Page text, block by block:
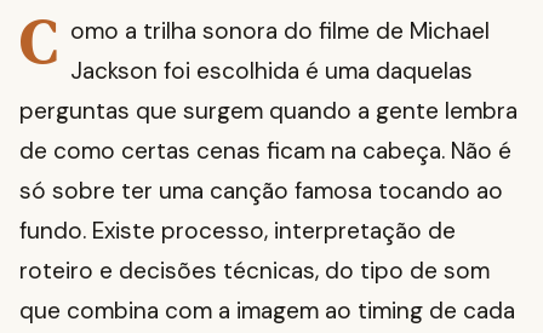
C omo a trilha sonora do filme de Michael
Jackson foi escolhida é uma daquelas
perguntas que surgem quando a gente lembra
de como certas cenas ficam na cabeça. Não é
só sobre ter uma canção famosa tocando ao
fundo. Existe processo, interpretação de
roteiro e decisões técnicas, do tipo de som
que combina com a imagem ao timing de cada